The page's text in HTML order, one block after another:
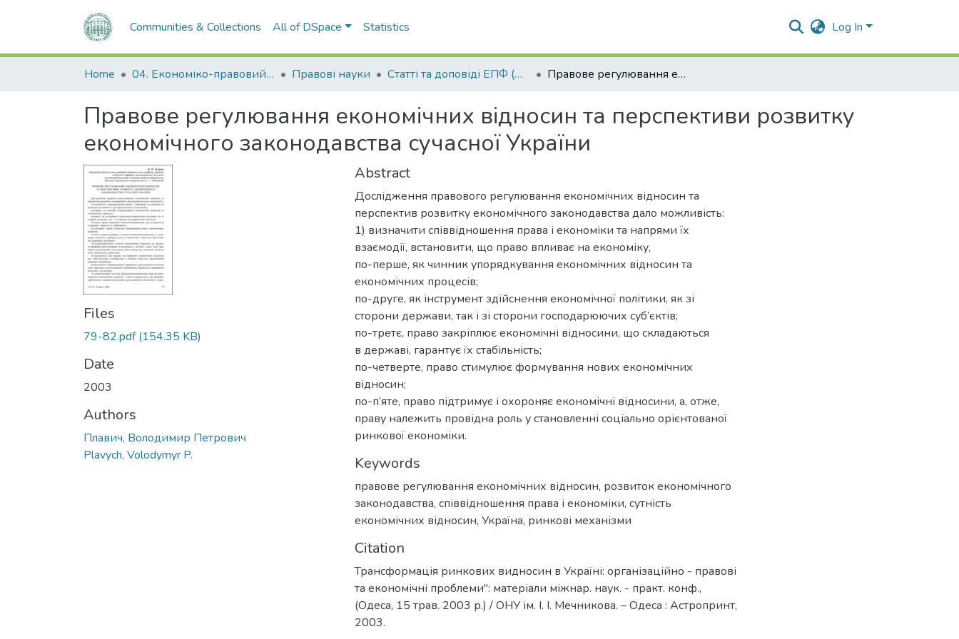
Communities & Collections All of DSpace Statistics Log In
Home 04. Економіко-правовий факультет Правові науки Статті та доповіді ЕПФ (Правові науки) Правове регулювання економічних відносин та перспективи розвитку економічного законодавства сучасної України
Правове регулювання економічних відносин та перспективи розвитку
економічного законодавства сучасної України
Files
79-82.pdf(154.35 KB)
Date
2003
Authors
Плавич, Володимир Петрович
Plavych, Volodymyr P.
Abstract
Дослідження правового регулювання економічних відносин та
перспектив розвитку економічного законодавства дало можливість:
1) визначити співвідношення права і економіки та напрями їх
взаємодії, встановити, що право впливає на економіку,
по-перше, як чинник упорядкування економічних відносин та
економічних процесів;
по-друге, як інструмент здійснення економічної політики, як зі
сторони держави, так і зі сторони господарюючих суб’єктів;
по-третє, право закріплює економічні відносини, що складаються
в державі, гарантує їх стабільність;
по-четверте, право стимулює формування нових економічних
відносин;
по-п’яте, право підтримує і охороняє економічні відносини, а, отже,
праву належить провідна роль у становленні соціально орієнтованої
ринкової економіки.
Keywords
правове регулювання економічних відносин, розвиток економічного
законодавства, співвідношення права і економіки, сутність
економічних відносин, Україна, ринкові механізми
Citation
Трансформація ринкових видносин в Україні: організаційно - правові
та економічні проблеми": матеріали міжнар. наук. - практ. конф.,
(Одеса, 15 трав. 2003 р.) / ОНУ ім. І. І. Мечникова. – Одеса : Астропринт,
2003.